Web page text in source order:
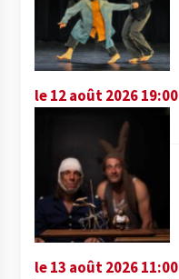
le 12 août 2026 19:00
le 13 août 2026 11:00